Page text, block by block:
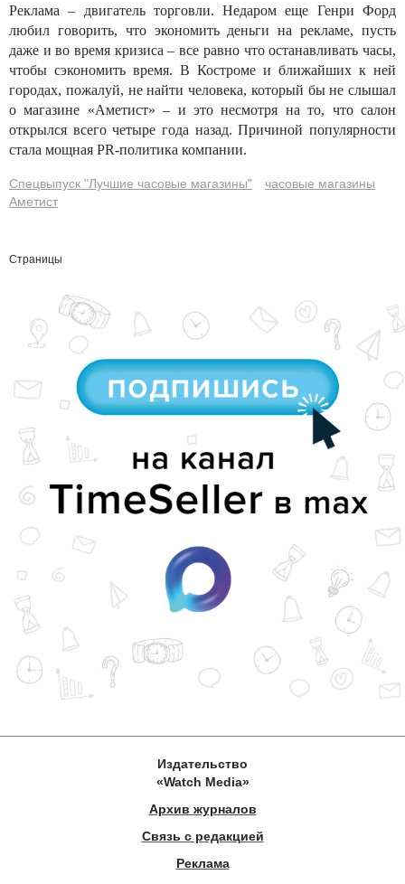
Реклама – двигатель торговли. Недаром еще Генри Форд
любил говорить, что экономить деньги на рекламе, пусть
даже и во время кризиса – все равно что останавливать часы,
чтобы сэкономить время. В Костроме и ближайших к ней
городах, пожалуй, не найти человека, который бы не слышал
о магазине «Аметист» – и это несмотря на то, что салон
открылся всего четыре года назад. Причиной популярности
стала мощная PR-политика компании.
Спецвыпуск "Лучшие часовые магазины"
часовые магазины
Аметист
Страницы
Издательство
«Watch Media»
Архив журналов
Связь с редакцией
Реклама